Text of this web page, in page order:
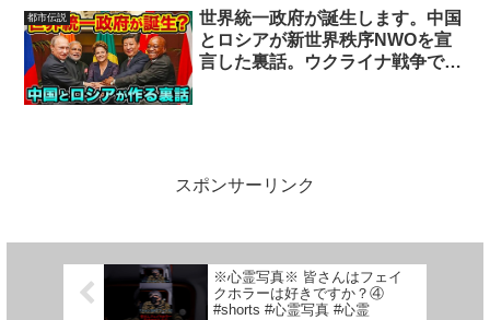
都市伝説
世界統一政府が誕生します。中国
とロシアが新世界秩序NWOを宣
言した裏話。ウクライナ戦争でロ
スポンサーリンク
※心霊写真※ 皆さんはフェイ
クホラーは好きですか？④
#shorts #心霊写真 #心霊